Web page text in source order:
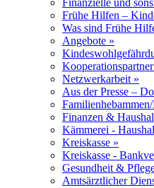
Finanzielle und
Frühe Hilfen –
Was sind Frühe
Angebote »
Netzwerkarbeit »
Aus der Presse –
Finanzen &
Kämmerei -
Kreiskasse »
Kreiskasse -
Gesundheit &
Amtsärztlicher